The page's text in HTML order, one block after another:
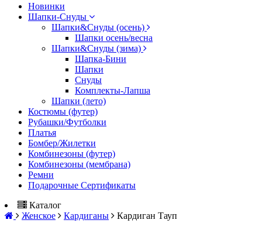
Новинки
Шапки-Снуды
Шапки&Cнуды (осень)
Шапки осень/весна
Шапки&Cнуды (зима)
Шапка-Бини
Шапки
Снуды
Комплекты-Лапша
Шапки (лето)
Костюмы (футер)
Рубашки/Футболки
Платья
Бомбер/Жилетки
Комбинезоны (футер)
Комбинезоны (мембрана)
Ремни
Подарочные Сертификаты
Каталог
Женское
Кардиганы Кардиган Тауп